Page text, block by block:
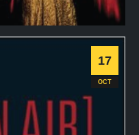
- SALLE 1
17
OCT